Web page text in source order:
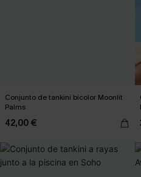
Conjunto de tankini bicolor Moonlit
Palms
42,00 €